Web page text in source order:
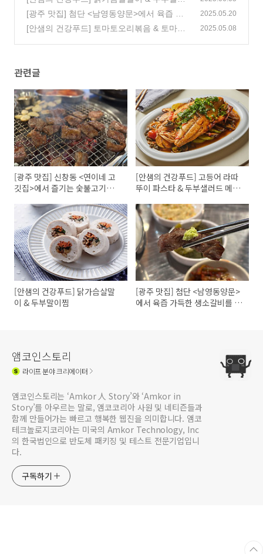
찜
(1)
[광주 맛집] 첨단 <남영동양문>에서 육즙 가
득한 생소갈비를 만나보세요!
(0)
2025.05.20
[안샘의 건강푸드] 토마토오리볶음 & 토마토
2025.05.08
관련글
[광주 맛집] 신창동 <연이네 고
깃집>에서 즐기는 숯불고기와
[안샘의 건강푸드] 고등어 라따
뚜이 파스타 & 두부샐러드 메밀
[안샘의 건강푸드] 닭가슴살말
이 & 두부말이찜
[광주 맛집] 첨단 <남영동양문>
에서 육즙 가득한 생소갈비를 만
앰코인스토리
라이프분야 크리에이터
앰코인스토리는 ‘Amkor 人 Story’와 ‘Amkor in
Story’를 아우르는 말로, 앰코코리아 사원 및 네티즌들과
함께 만들어가는 빠르고 행복한 웹진을 의미합니다. 앰코
테크놀로지코리아는 미국의 Amkor Technology, Inc
의 한국법인으로 반도체 패키징 및 테스트 전문기업입니
다.
구독하기